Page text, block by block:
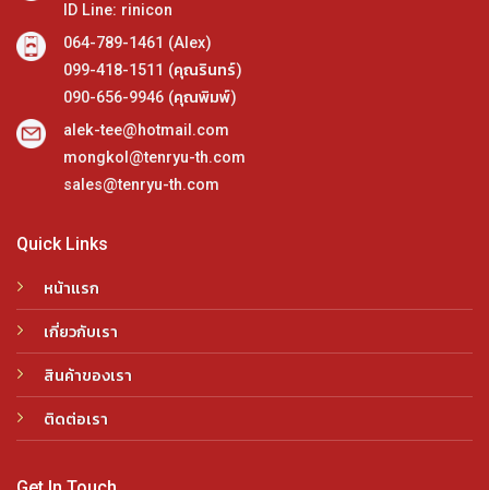
Quick Links
หน้าแรก
เกี่ยวกับเรา
สินค้าของเรา
ติดต่อเรา
ID Line: rinicon
064-789-1461 (Alex)
099-418-1511 (คุณรินทร์)
090-656-9946 (คุณพิมพ์)
alek-tee@hotmail.com
mongkol@tenryu-th.com
sales@tenryu-th.com